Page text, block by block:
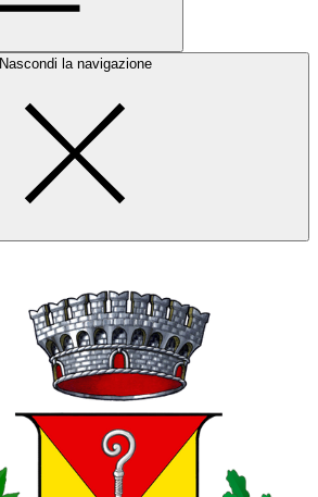
Nascondi la navigazione